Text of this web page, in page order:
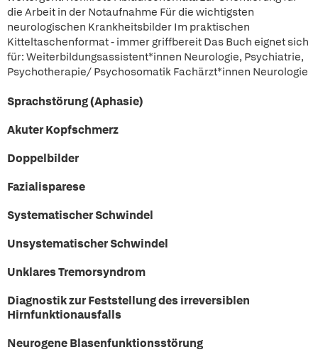
die Arbeit in der Notaufnahme Für die wichtigsten
neurologischen Krankheitsbilder Im praktischen
Kitteltaschenformat - immer griffbereit Das Buch eignet sich
für: Weiterbildungsassistent*innen Neurologie, Psychiatrie,
Psychotherapie/ Psychosomatik Fachärzt*innen Neurologie
Sprachstörung (Aphasie)
Akuter Kopfschmerz
Doppelbilder
Fazialisparese
Systematischer Schwindel
Unsystematischer Schwindel
Unklares Tremorsyndrom
Diagnostik zur Feststellung des irreversiblen
Hirnfunktionausfalls
Neurogene Blasenfunktionsstörung